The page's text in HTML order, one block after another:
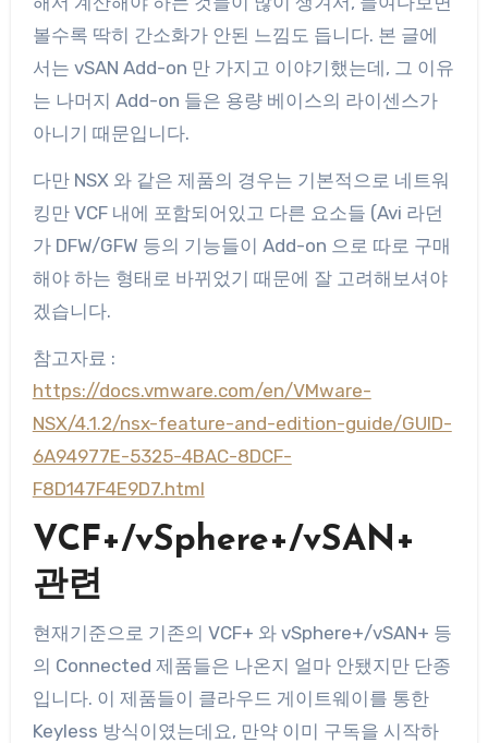
볼수록 딱히 간소화가 안된 느낌도 듭니다. 본 글에
서는 vSAN Add-on 만 가지고 이야기했는데, 그 이유
는 나머지 Add-on 들은 용량 베이스의 라이센스가
아니기 때문입니다.
다만 NSX 와 같은 제품의 경우는 기본적으로 네트워
킹만 VCF 내에 포함되어있고 다른 요소들 (Avi 라던
가 DFW/GFW 등의 기능들이 Add-on 으로 따로 구매
해야 하는 형태로 바뀌었기 때문에 잘 고려해보셔야
겠습니다.
참고자료 :
https://docs.vmware.com/en/VMware-
NSX/4.1.2/nsx-feature-and-edition-guide/GUID-
6A94977E-5325-4BAC-8DCF-
F8D147F4E9D7.html
VCF+/vSphere+/vSAN+
관련
현재기준으로 기존의 VCF+ 와 vSphere+/vSAN+ 등
의 Connected 제품들은 나온지 얼마 안됐지만 단종
입니다. 이 제품들이 클라우드 게이트웨이를 통한
Keyless 방식이였는데요, 만약 이미 구독을 시작하